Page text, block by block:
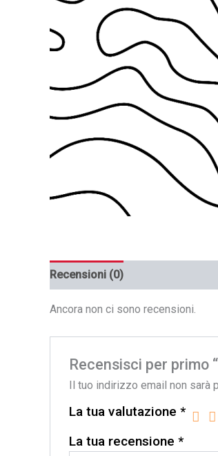
Recensioni (0)
Ancora non ci sono recensioni.
Recensisci per primo
Il tuo indirizzo email non sarà
La tua valutazione *
La tua recensione *